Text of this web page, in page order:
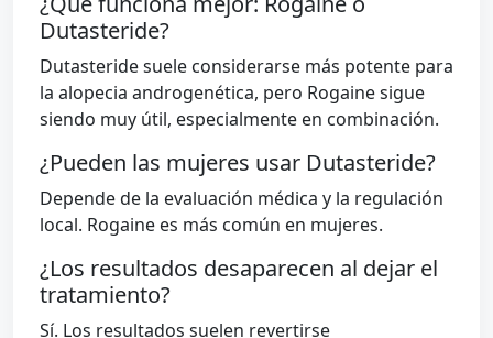
Dutasteride?
Dutasteride suele considerarse más potente para
la alopecia androgenética, pero Rogaine sigue
siendo muy útil, especialmente en combinación.
¿Pueden las mujeres usar Dutasteride?
Depende de la evaluación médica y la regulación
local. Rogaine es más común en mujeres.
¿Los resultados desaparecen al dejar el
tratamiento?
Sí. Los resultados suelen revertirse